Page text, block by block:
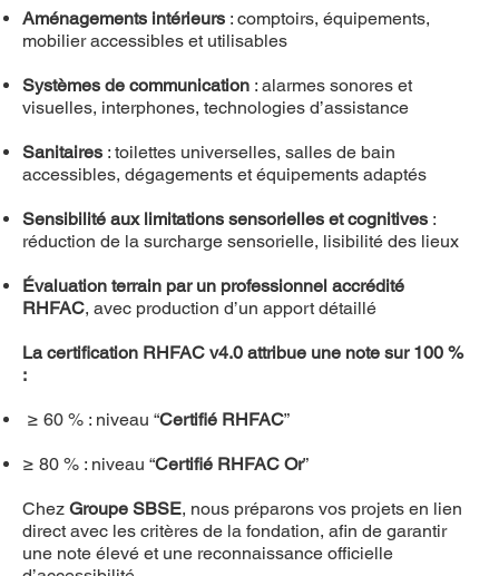
Aménagements intérieurs: comptoirs, équipements,
mobilier accessibles et utilisables
Systèmes de communication: alarmes sonores et
visuelles, interphones, technologies d’assistance
Sanitaires: toilettes universelles, salles de bain
accessibles, dégagements et équipements adaptés
Sensibilité aux limitations sensorielles et cognitives:
réduction de la surcharge sensorielle, lisibilité des lieux
Évaluation terrain par un professionnel accrédité
RHFAC, avec production d’un apport détaillé
La certification RHFAC v4.0 attribue une note sur 100 %
:
≥ 60 % : niveau “Certifié RHFAC”
≥ 80 % : niveau “Certifié RHFAC Or”
Chez Groupe SBSE, nous préparons vos projets en lien
direct avec les critères de la fondation, afin de garantir
une note élevé et une reconnaissance officielle